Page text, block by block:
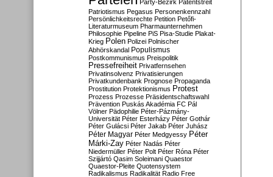
Party-Bezirk Patentstreit
Patriotismus Pegasus Personenkennzahl
Persönlichkeitsrechte Petition Petőfi-
Literaturmuseum Pharmaunternehmen
Philosophie Pipeline PiS Pisa-Studie Plakat-
Krieg Polen Polizei Polnischer
Abhörskandal Populismus
Postkommunismus Preispolitik
Pressefreiheit Privatfernsehen
Privatinsolvenz Privatisierungen
Privatkundenbank Prognose Propaganda
Prostitution Protektionismus Protest
Prozess Prozesse Präsidentschaftswahl
Prävention Puskás Akadémia FC Pál
Völner Pädophilie Péter-Pázmány-
Universität Péter Esterházy Péter Gothár
Péter Gulácsi Péter Jakab Péter Juhász
Péter Magyar Péter Medgyessy Péter
Márki-Zay Péter Nadás Péter
Niedermüller Péter Polt Péter Róna Péter
Szijjártó Qasim Soleimani Quaestor
Quaestor-Pleite Quotensystem
Radikalismus Radikalität Radio Free